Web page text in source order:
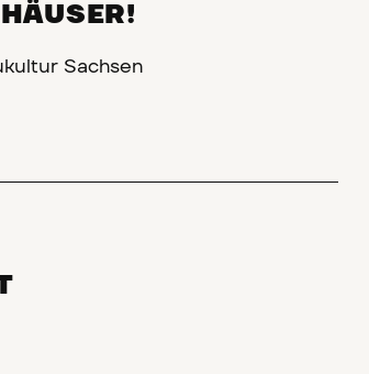
Sachsen